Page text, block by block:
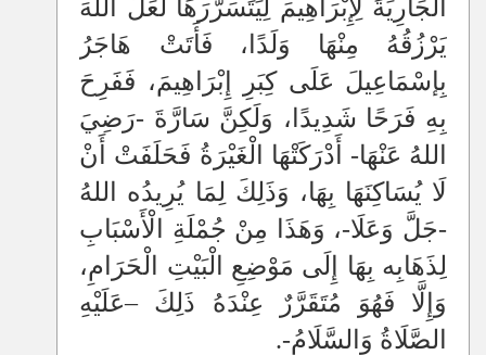
الْجَارِيَةَ لِإِبْرَاهِيمَ لِيَتَسَرَّرَهَا لَعَلَّ اللهَ
يَرْزُقُهُ مِنْهَا وَلَدًا، فَأَتَتْ هَاجَرُ
بِإسْمَاعِيلَ عَلَى كِبَرِ إِبْرَاهِيمَ، فَفَرِحَ
بِهِ فَرَحًا شَدِيدًا، وَلَكِنَّ سَارَّةَ -رَضِيَ
اللهُ عَنْهَا- أَدْرَكَتْهَا الْغَيْرَةُ فَحَلَفَتْ أَنْ
لَا يُسَاكِنَهَا بِهَا، وَذَلِكَ لِمَا يُرِيدُه اللهُ
-جَلَّ وَعَلَا-، وَهَذَا مِنْ جُمْلَةِ الْأَسْبَابِ
لِذَهَابِه بِهَا إِلَى مَوْضِعِ الْبَيْتِ الْحَرَامِ،
وَإِلَّا فَهُوَ مُتَقَرَّرٌ عِنْدَهُ ذَلِكَ–عَلَيْهِ
الصَّلَاةُ وَالسَّلَامُ-.